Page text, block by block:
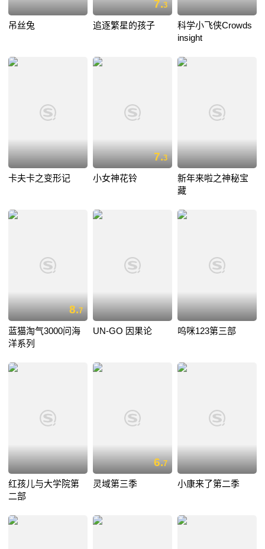
吊丝兔
7.3
追逐繁星的孩子
科学小飞侠Crowds
insight
卡夫卡之变形记
7.3
小女神花铃
新年来啦之神秘宝
藏
8.7
蓝猫淘气3000问海
洋系列
UN-GO 因果论 呜咪123第三部
红孩儿与大学院第
二部
6.7
灵域第三季 小康来了第二季